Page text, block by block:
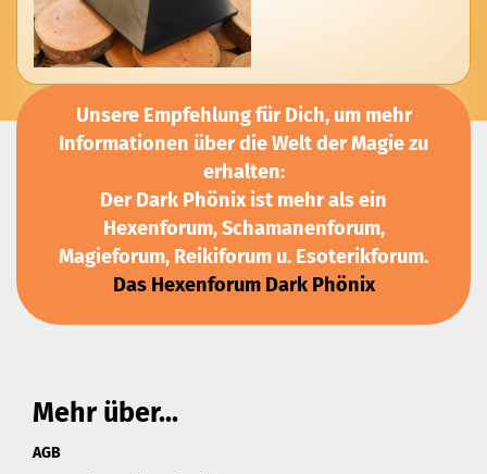
Unsere Empfehlung für Dich, um mehr
Informationen über die Welt der Magie zu
erhalten:
Der Dark Phönix ist mehr als ein
Hexenforum, Schamanenforum,
Magieforum, Reikiforum u. Esoterikforum.
Das Hexenforum Dark Phönix
Mehr über...
AGB